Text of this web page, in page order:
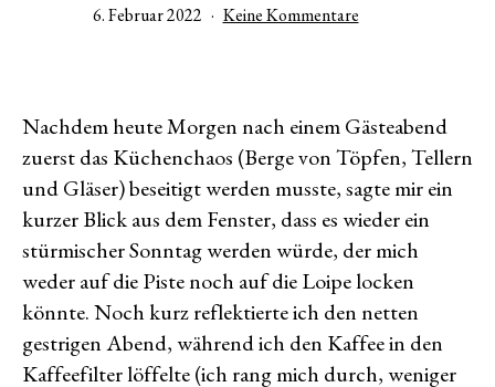
Veröffentlicht
6. Februar 2022 Keine Kommentarezu
Nachdem heute Morgen nach einem Gästeabend
zuerst das Küchenchaos (Berge von Töpfen, Tellern
und Gläser) beseitigt werden musste, sagte mir ein
kurzer Blick aus dem Fenster, dass es wieder ein
stürmischer Sonntag werden würde, der mich
weder auf die Piste noch auf die Loipe locken
könnte. Noch kurz reflektierte ich den netten
gestrigen Abend, während ich den Kaffee in den
Kaffeefilter löffelte (ich rang mich durch, weniger